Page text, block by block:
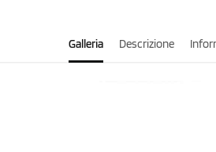
Galleria Descrizione